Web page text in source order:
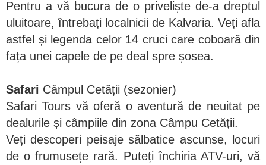
Pentru a vă bucura de o priveliște de-a dreptul
uluitoare, întrebați localnicii de Kalvaria. Veți afla
astfel și legenda celor 14 cruci care coboară din
fața unei capele de pe deal spre șosea.
Safari Câmpul Cetății (sezonier)
Safari Tours vă oferă o aventură de neuitat pe
dealurile și câmpiile din zona Câmpu Cetății.
Veți descoperi peisaje sălbatice ascunse, locuri
de o frumusețe rară. Puteți închiria ATV-uri, vă